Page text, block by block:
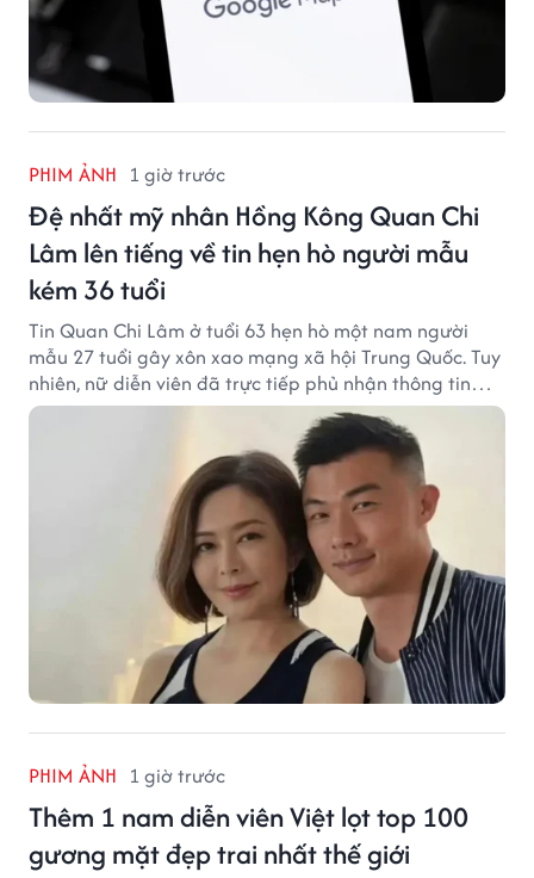
PHIM ẢNH 1 giờ trước
Đệ nhất mỹ nhân Hồng Kông Quan Chi
Lâm lên tiếng về tin hẹn hò người mẫu
kém 36 tuổi
Tin Quan Chi Lâm ở tuổi 63 hẹn hò một nam người
mẫu 27 tuổi gây xôn xao mạng xã hội Trung Quốc. Tuy
nhiên, nữ diễn viên đã trực tiếp phủ nhận thông tin
này.
PHIM ẢNH 1 giờ trước
Thêm 1 nam diễn viên Việt lọt top 100
gương mặt đẹp trai nhất thế giới